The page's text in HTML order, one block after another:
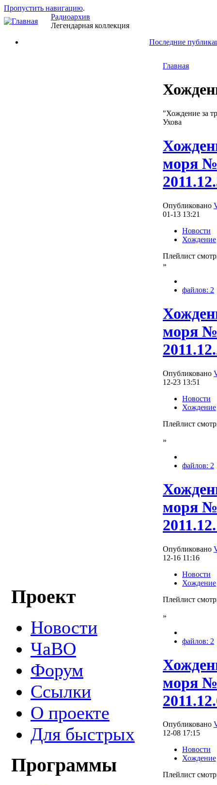
Пропустить навигацию.
Радиоархив
Легендарная коллекция
Последние
Проект
Новости
ЧаВО
Форум
Ссылки
О проекте
Для быстрых
Программы
Главная
"Хождение за
Ухова
моря
Опубликовано
01-13 13:21
Новости
Хождение
Плейлист
»
файлов: 2
моря
Опубликовано
12-23 13:51
Новости
Хождение
Плейлист
»
файлов: 2
моря
Опубликовано
12-16 11:16
Новости
Хождение
Плейлист
»
файлов: 2
моря
Опубликовано
12-08 17:15
Новости
Хождение
Плейлист